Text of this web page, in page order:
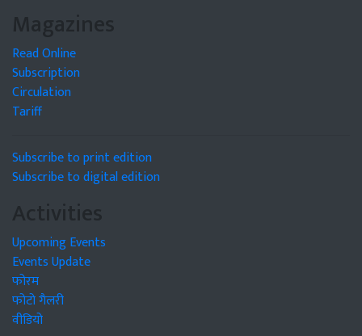
Magazines
Read Online
Subscription
Circulation
Tariff
Subscribe to print edition
Subscribe to digital edition
Activities
Upcoming Events
Events Update
फोरम
फोटो गैलरी
वीडियो